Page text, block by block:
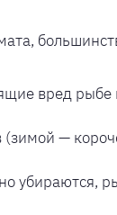
вред рыбе
(зимой —
убираются,